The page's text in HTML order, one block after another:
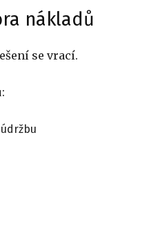
nákladů
se vrací.